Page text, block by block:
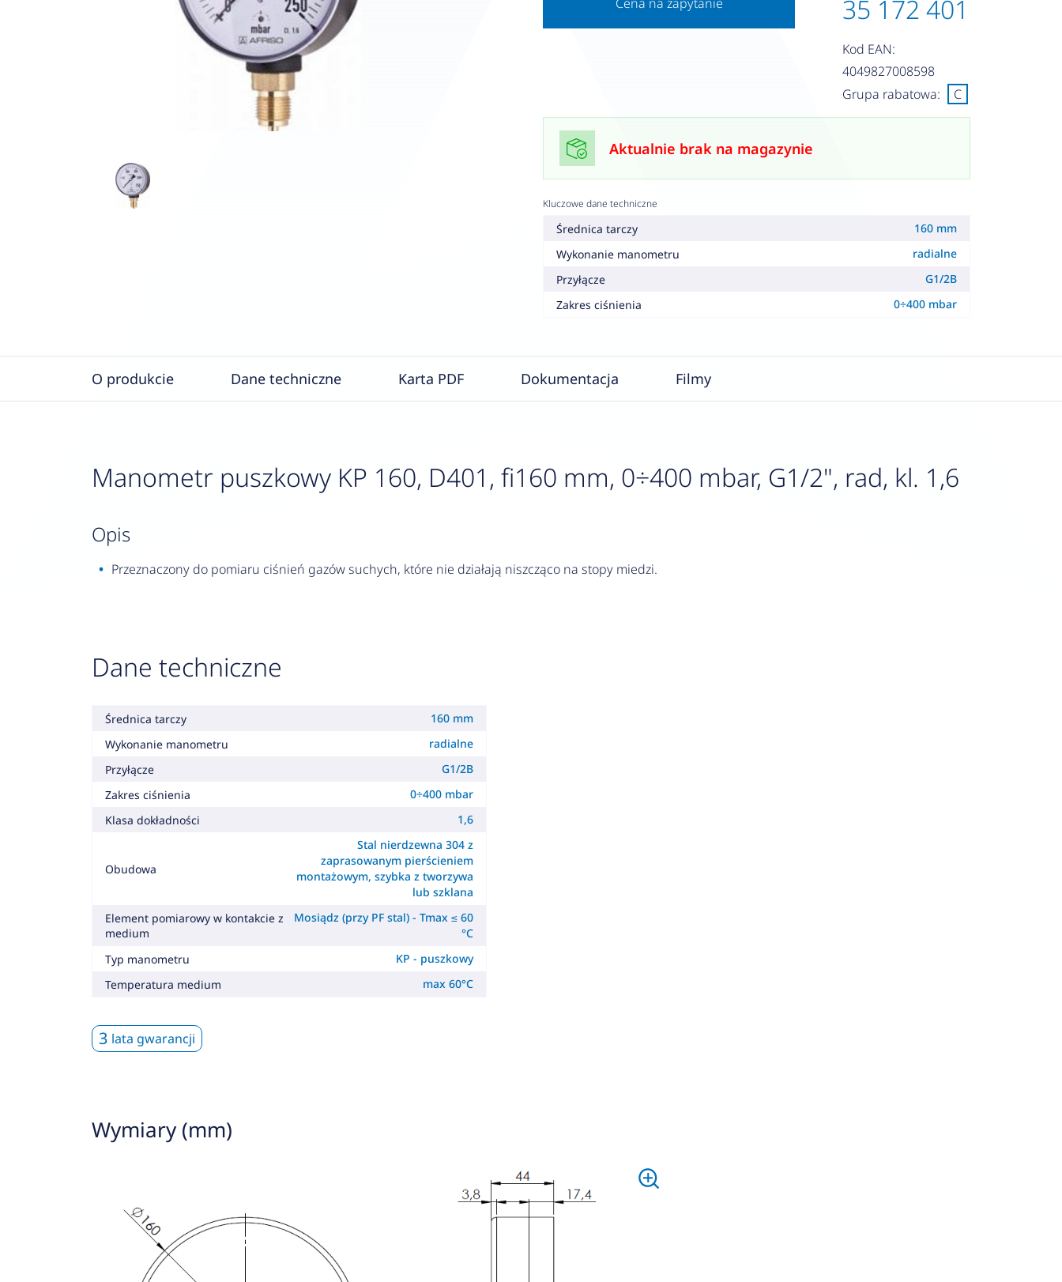
35 172 401
Kod EAN:
4049827008598
Grupa rabatowa:
C
Aktualnie brak na magazynie
Kluczowe dane techniczne
Średnica tarczy
160 mm
Wykonanie manometru
radialne
Przyłącze
G1/2B
Zakres ciśnienia
0÷400 mbar
O produkcie Dane techniczne Karta PDF Dokumentacja Filmy
Manometr puszkowy KP 160, D401, fi160 mm, 0÷400 mbar, G1/2", rad, kl. 1,6
opis
Przeznaczony do pomiaru ciśnień gazów suchych, które nie działają niszcząco na stopy miedzi.
Dane techniczne
Średnica tarczy
160 mm
Wykonanie manometru
radialne
Przyłącze
G1/2B
Zakres ciśnienia
0÷400 mbar
Klasa dokładności
1,6
Obudowa
Stal nierdzewna 304 z
zaprasowanym pierścieniem
montażowym, szybka z tworzywa
lub szklana
Element pomiarowy w kontakcie z
medium
Mosiądz (przy PF stal) - Tmax ≤ 60
°C
Typ manometru
KP - puszkowy
Temperatura medium
max 60°C
3 lata gwarancji
Wymiary (mm)